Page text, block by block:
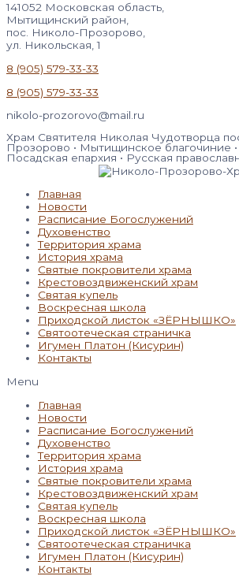
141052 Московская область,
Мытищинский район,
пос. Николо-Прозорово,
ул. Никольская, 1
8 (905) 579-33-33
8 (905) 579-33-33
nikolo-prozorovo@mail.ru
Храм Святителя Николая Чудотворца
Прозорово • Мытищинское благочиние
Посадская епархия • Русская
Главная
Новости
Расписание Богослужений
Духовенство
Территория храма
История храма
Святые покровители храма
Крестовоздвиженский храм
Святая купель
Воскресная школа
Приходской листок «ЗЁРНЫШКО»
Святоотеческая страничка
Игумен Платон (Кисурин)
Контакты
Menu
Главная
Новости
Расписание Богослужений
Духовенство
Территория храма
История храма
Святые покровители храма
Крестовоздвиженский храм
Святая купель
Воскресная школа
Приходской листок «ЗЁРНЫШКО»
Святоотеческая страничка
Игумен Платон (Кисурин)
Контакты